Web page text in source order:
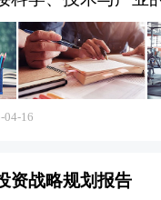
字经济的基础力量
业变革交织的背景
技术迭代到生态重
济高质量发展的核
、工业互联网
04-16
资战略规划报告